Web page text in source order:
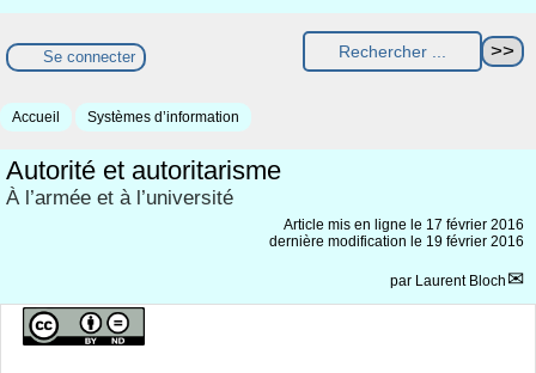
Se connecter
Accueil Systèmes d’information
Autorité et autoritarisme
À l’armée et à l’université
Article mis en ligne le 17 février 2016
dernière modification le 19 février 2016
par Laurent Bloch